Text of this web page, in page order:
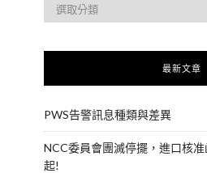
最新文章
PWS告警訊息種類與差異
NCC委員會團滅停擺，進口核
起!